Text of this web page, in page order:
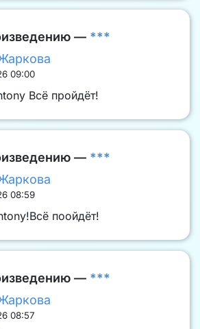
— ***
09:00
Всё пройдёт!
— ***
08:59
поойдёт!
— ***
08:57